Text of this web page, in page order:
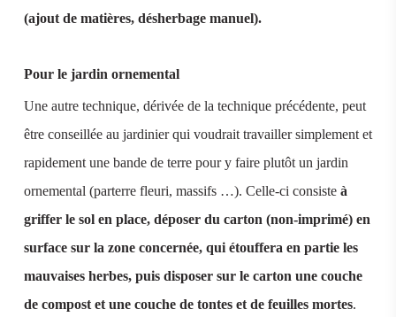
(ajout de matières, désherbage manuel).
Pour le jardin ornemental
Une autre technique, dérivée de la technique précédente, peut
être conseillée au jardinier qui voudrait travailler simplement et
rapidement une bande de terre pour y faire plutôt un jardin
ornemental (parterre fleuri, massifs …). Celle-ci consiste à
griffer le sol en place, déposer du carton (non-imprimé) en
surface sur la zone concernée, qui étouffera en partie les
mauvaises herbes, puis disposer sur le carton une couche
de compost et une couche de tontes et de feuilles mortes.